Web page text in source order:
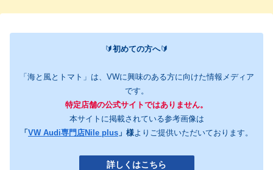
🔰初めての方へ🔰
「海と風とトマト」は、VWに興味のある方に向けた情報メディア
です。
特定店舗の公式サイトではありません。
本サイトに掲載されている参考画像は
「 VW Audi専門店Nile plus 」様よりご提供いただいております。
詳しくはこちら